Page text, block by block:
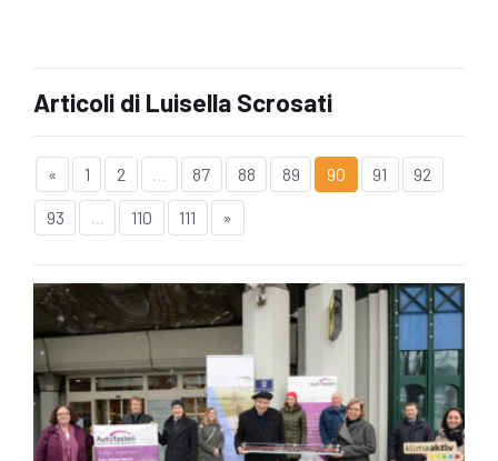
Articoli di Luisella Scrosati
« 1 2 87 88 89 90 91 92
93 ... 110 111 »